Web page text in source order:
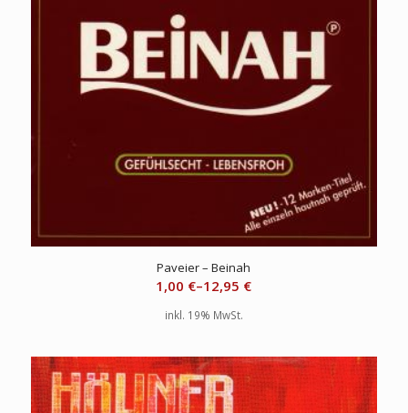
Paveier – Beinah
1,00 €–12,95 €
inkl. 19% MwSt.